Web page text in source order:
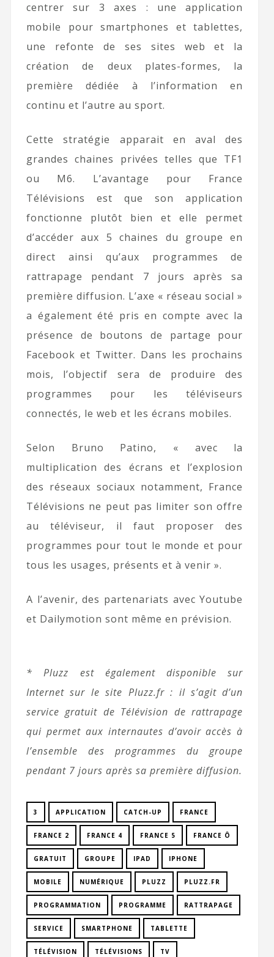
centrer sur 3 axes : une application
mobile pour smartphones et tablettes,
une refonte de ses sites web et la
création de deux plates-formes, la
première dédiée à l’information en
continu et l’autre au sport.
Cette stratégie apparait en aval des
grandes chaines privées telles que TF1
ou M6. L’avantage pour France
Télévisions est que son application
fonctionne plutôt bien et elle permet
d’accéder aux 5 chaines du groupe en
direct ainsi qu’aux programmes de
rattrapage pendant 7 jours après sa
première diffusion. L’axe « réseau social »
a également été pris en compte avec la
présence de boutons de partage pour
Facebook et Twitter. Dans les prochains
mois, l’objectif sera de produire des
programmes pour les téléviseurs
connectés, le web et les écrans mobiles.
Selon Bruno Patino, « avec la
multiplication des écrans et l’explosion
des réseaux sociaux notamment, France
Télévisions ne peut pas limiter son offre
au téléviseur, il faut proposer des
programmes pour tout le monde et pour
tous les usages, présents et à venir ».
A l’avenir, des partenariats avec Youtube
et Dailymotion sont même en prévision.
* Pluzz est également disponible sur
Internet sur le site Pluzz.fr : il s’agit d’un
service gratuit de Télévision de rattrapage
qui permet aux internautes d’avoir accès à
l’ensemble des programmes du groupe
pendant 7 jours après sa première diffusion.
3 APPLICATION CATCH-UP FRANCE
FRANCE 2 FRANCE 4 FRANCE 5 FRANCE Ô
GRATUIT GROUPE IPAD IPHONE
MOBILE NUMÉRIQUE PLUZZ PLUZZ.FR
PROGRAMMATION PROGRAMME RATTRAPAGE
SERVICE SMARTPHONE TABLETTE
TÉLÉVISION TÉLÉVISIONS TV